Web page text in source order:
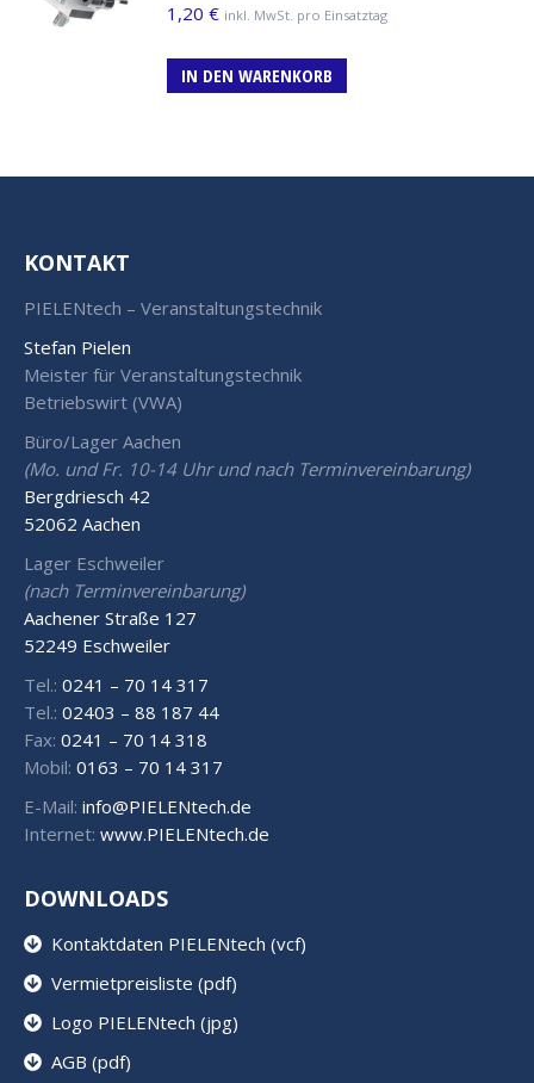
1,20 € inkl. MwSt. pro Einsatztag
IN DEN WARENKORB
KONTAKT
PIELENtech – Veranstaltungstechnik
Stefan Pielen
Meister für Veranstaltungstechnik
Betriebswirt (VWA)
Büro/Lager Aachen
(Mo. und Fr. 10-14 Uhr und nach Terminvereinbarung)
Bergdriesch 42
52062 Aachen
Lager Eschweiler
(nach Terminvereinbarung)
Aachener Straße 127
52249 Eschweiler
Tel.: 0241 – 70 14 317
Tel.: 02403 – 88 187 44
Fax: 0241 – 70 14 318
Mobil: 0163 – 70 14 317
E-Mail: info@PIELENtech.de
Internet: www.PIELENtech.de
DOWNLOADS
Kontaktdaten PIELENtech (vcf)
Vermietpreisliste (pdf)
Logo PIELENtech (jpg)
AGB (pdf)